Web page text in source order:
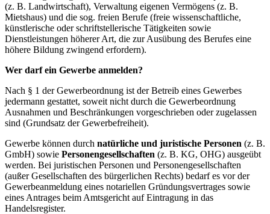
(z. B. Landwirtschaft), Verwaltung eigenen Vermögens (z. B.
Mietshaus) und die sog. freien Berufe (freie wissenschaftliche,
künstlerische oder schriftstellerische Tätigkeiten sowie
Dienstleistungen höherer Art, die zur Ausübung des Berufes eine
höhere Bildung zwingend erfordern).
Wer darf ein Gewerbe anmelden?
Nach § 1 der Gewerbeordnung ist der Betreib eines Gewerbes
jedermann gestattet, soweit nicht durch die Gewerbeordnung
Ausnahmen und Beschränkungen vorgeschrieben oder zugelassen
sind (Grundsatz der Gewerbefreiheit).
Gewerbe können durch natürliche und juristische Personen (z. B.
GmbH) sowie Personengesellschaften (z. B. KG, OHG) ausgeübt
werden. Bei juristischen Personen und Personengesellschaften
(außer Gesellschaften des bürgerlichen Rechts) bedarf es vor der
Gewerbeanmeldung eines notariellen Gründungsvertrages sowie
eines Antrages beim Amtsgericht auf Eintragung in das
Handelsregister.